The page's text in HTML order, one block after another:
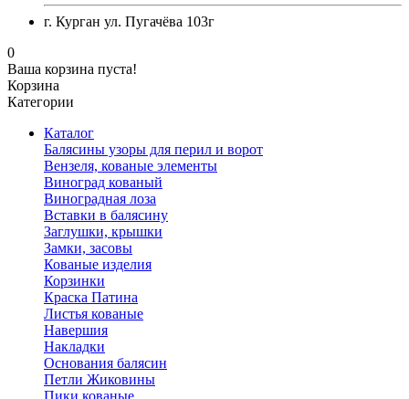
г. Курган ул. Пугачёва 103г
0
Ваша корзина пуста!
Корзина
Категории
Каталог
Балясины узоры для перил и ворот
Вензеля, кованые элементы
Виноград кованый
Виноградная лоза
Вставки в балясину
Заглушки, крышки
Замки, засовы
Кованые изделия
Корзинки
Краска Патина
Листья кованые
Навершия
Накладки
Основания балясин
Петли Жиковины
Пики кованые